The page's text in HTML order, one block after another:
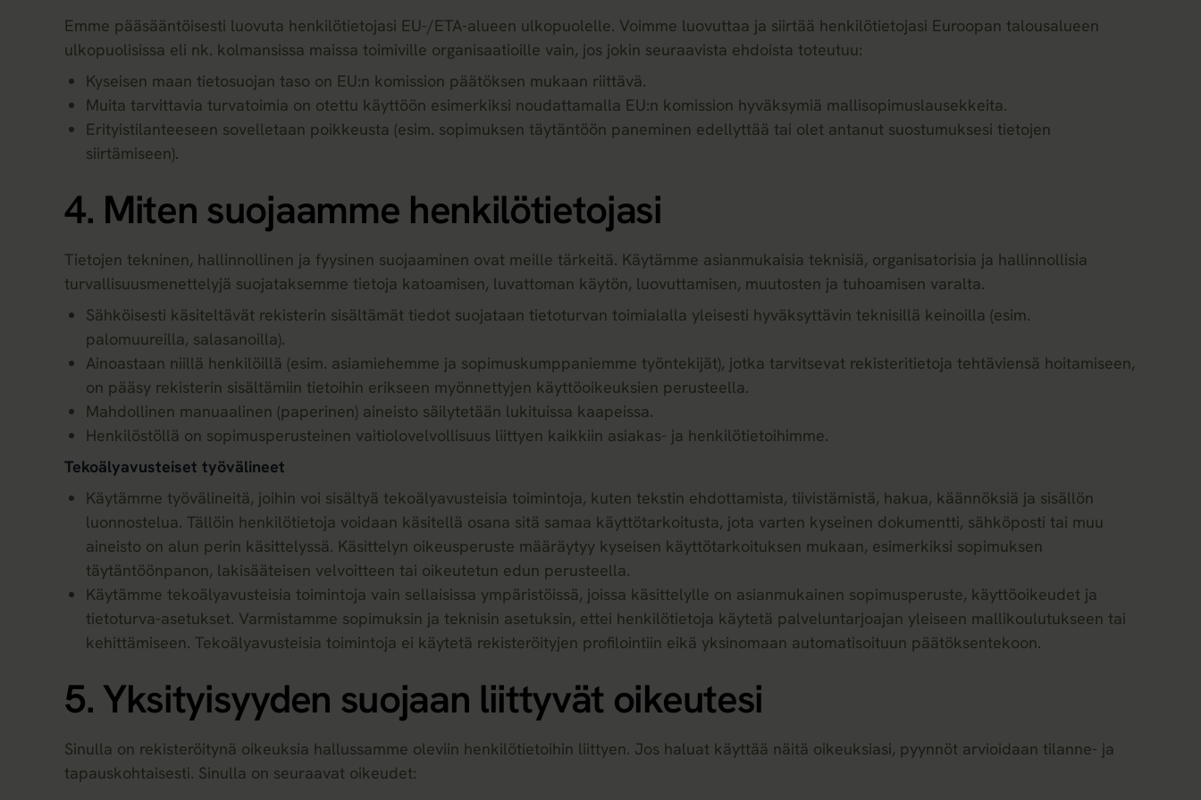
Emme pääsääntöisesti luovuta henkilötietojasi EU-/ETA-alueen ulkopuolelle. Voimme luovuttaa ja siirtää henkilötietojasi Euroopan talousalueen
ulkopuolisissa eli nk. kolmansissa maissa toimiville organisaatioille vain, jos jokin seuraavista ehdoista toteutuu:
Kyseisen maan tietosuojan taso on EU:n komission päätöksen mukaan riittävä.
Muita tarvittavia turvatoimia on otettu käyttöön esimerkiksi noudattamalla EU:n komission hyväksymiä mallisopimuslausekkeita.
Erityistilanteeseen sovelletaan poikkeusta (esim. sopimuksen täytäntöön paneminen edellyttää tai olet antanut suostumuksesi tietojen
siirtämiseen).
4. Miten suojaamme henkilötietojasi
Tietojen tekninen, hallinnollinen ja fyysinen suojaaminen ovat meille tärkeitä. Käytämme asianmukaisia teknisiä, organisatorisia ja hallinnollisia
turvallisuusmenettelyjä suojataksemme tietoja katoamisen, luvattoman käytön, luovuttamisen, muutosten ja tuhoamisen varalta.
Sähköisesti käsiteltävät rekisterin sisältämät tiedot suojataan tietoturvan toimialalla yleisesti hyväksyttävin teknisillä keinoilla (esim.
palomuureilla, salasanoilla).
Ainoastaan niillä henkilöillä (esim. asiamiehemme ja sopimuskumppaniemme työntekijät), jotka tarvitsevat rekisteritietoja tehtäviensä hoitamiseen,
on pääsy rekisterin sisältämiin tietoihin erikseen myönnettyjen käyttöoikeuksien perusteella.
Mahdollinen manuaalinen (paperinen) aineisto säilytetään lukituissa kaapeissa.
Henkilöstöllä on sopimusperusteinen vaitiolovelvollisuus liittyen kaikkiin asiakas- ja henkilötietoihimme.
Tekoälyavusteiset työvälineet
Käytämme työvälineitä, joihin voi sisältyä tekoälyavusteisia toimintoja, kuten tekstin ehdottamista, tiivistämistä, hakua, käännöksiä ja sisällön
luonnostelua. Tällöin henkilötietoja voidaan käsitellä osana sitä samaa käyttötarkoitusta, jota varten kyseinen dokumentti, sähköposti tai muu
aineisto on alun perin käsittelyssä. Käsittelyn oikeusperuste määräytyy kyseisen käyttötarkoituksen mukaan, esimerkiksi sopimuksen
täytäntöönpanon, lakisääteisen velvoitteen tai oikeutetun edun perusteella.
Käytämme tekoälyavusteisia toimintoja vain sellaisissa ympäristöissä, joissa käsittelylle on asianmukainen sopimusperuste, käyttöoikeudet ja
tietoturva-asetukset. Varmistamme sopimuksin ja teknisin asetuksin, ettei henkilötietoja käytetä palveluntarjoajan yleiseen mallikoulutukseen tai
kehittämiseen. Tekoälyavusteisia toimintoja ei käytetä rekisteröityjen profilointiin eikä yksinomaan automatisoituun päätöksentekoon.
5. Yksityisyyden suojaan liittyvät oikeutesi
Sinulla on rekisteröitynä oikeuksia hallussamme oleviin henkilötietoihin liittyen. Jos haluat käyttää näitä oikeuksiasi, pyynnöt arvioidaan tilanne- ja
tapauskohtaisesti. Sinulla on seuraavat oikeudet: